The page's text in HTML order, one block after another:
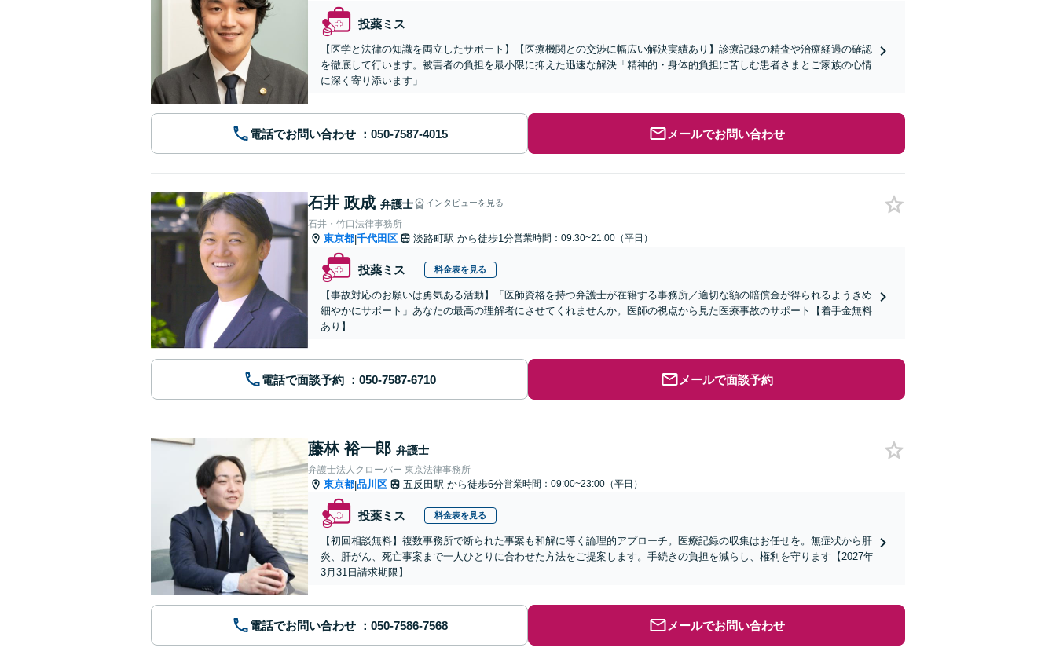
投薬ミス
【医学と法律の知識を両立したサポート】【医療機関との交渉に幅広い解決実績あり】診療記録の精査や治療経過の確認
を徹底して行います。被害者の負担を最小限に抑えた迅速な解決「精神的・身体的負担に苦しむ患者さまとご家族の心情
に深く寄り添います」
電話でお問い合わせ メールでお問い合わせ
石井 政成 弁護士 インタビューを見る
石井・竹口法律事務所
東京都|千代田区 淡路町駅 から徒歩1分営業時間：09:30~21:00（平日）
投薬ミス 料金表を見る
【事故対応のお願いは勇気ある活動】「医師資格を持つ弁護士が在籍する事務所／適切な額の賠償金が得られるようきめ
細やかにサポート」あなたの最高の理解者にさせてくれませんか。医師の視点から見た医療事故のサポート【着手金無料
あり】
電話で面談予約 メールで面談予約
藤林 裕一郎 弁護士
弁護士法人クローバー 東京法律事務所
東京都|品川区 五反田駅 から徒歩6分営業時間：09:00~23:00（平日）
投薬ミス 料金表を見る
【初回相談無料】複数事務所で断られた事案も和解に導く論理的アプローチ。医療記録の収集はお任せを。無症状から肝
炎、肝がん、死亡事案まで一人ひとりに合わせた方法をご提案します。手続きの負担を減らし、権利を守ります【2027年
3月31日請求期限】
電話でお問い合わせ メールでお問い合わせ